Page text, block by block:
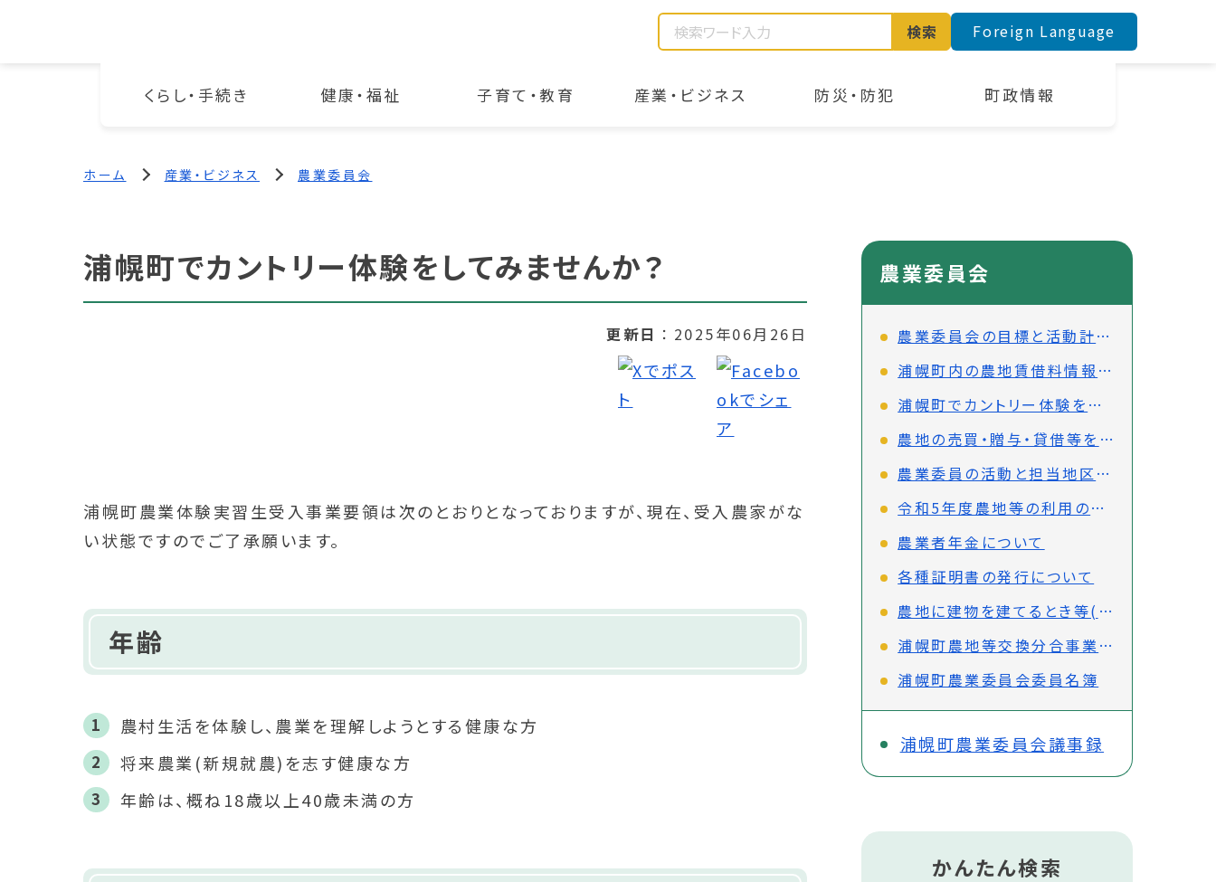
くらし・手続き 健康・福祉 子育て・教育 産業・ビジネス 防災・防犯 町政情報
検索 Foreign Language
ホーム 産業・ビジネス 農業委員会
浦幌町でカントリー体験をしてみませんか？
更新日 2025年06月26日
浦幌町農業体験実習生受入事業要領は次のとおりとなっておりますが、現在、受入農家がな
い状態ですのでご了承願います。
年齢
農村生活を体験し、農業を理解しようとする健康な方
将来農業(新規就農)を志す健康な方
年齢は、概ね18歳以上40歳未満の方
農業委員会
農業委員会の目標と活動計画について
浦幌町内の農地賃借料情報について
浦幌町でカントリー体験をしてみませんか？
農地の売買・贈与・貸借等をされる方へ(農地法第3条)
農業委員の活動と担当地区について
令和5年度農地等の利用の最適化の推進に関する指針
農業者年金について
各種証明書の発行について
農地に建物を建てるとき等(農地転用)の許可申請について
浦幌町農地等交換分合事業推進委員会
浦幌町農業委員会委員名簿
浦幌町農業委員会議事録
かんたん検索